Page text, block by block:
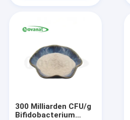
300 Milliarden CFU/g
Bifidobacterium